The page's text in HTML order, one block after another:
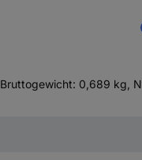
0,689 kg,